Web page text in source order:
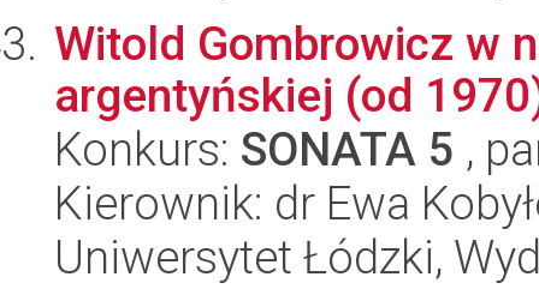
Witold Gombrowicz w
argentyńskiej (od
Konkurs: SONATA 5 ,
Kierownik: dr Ewa
Uniwersytet Łódzki,